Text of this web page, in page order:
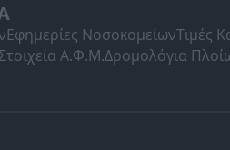
Εφημερίες ΝοσοκομείωνΤιμές
Στοιχεία Α.Φ.Μ.Δρομολόγια